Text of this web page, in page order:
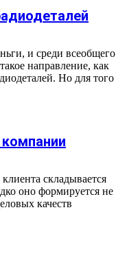
и среди всеобщего
направление, как
Но для того
складывается
оно формируется не
качеств